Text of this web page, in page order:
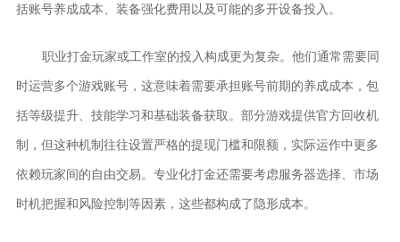
括账号养成成本、装备强化费用以及可能的多开设备投入。
职业打金玩家或工作室的投入构成更为复杂。他们通常需要同
时运营多个游戏账号，这意味着需要承担账号前期的养成成本，包
括等级提升、技能学习和基础装备获取。部分游戏提供官方回收机
制，但这种机制往往设置严格的提现门槛和限额，实际运作中更多
依赖玩家间的自由交易。专业化打金还需要考虑服务器选择、市场
时机把握和风险控制等因素，这些都构成了隐形成本。